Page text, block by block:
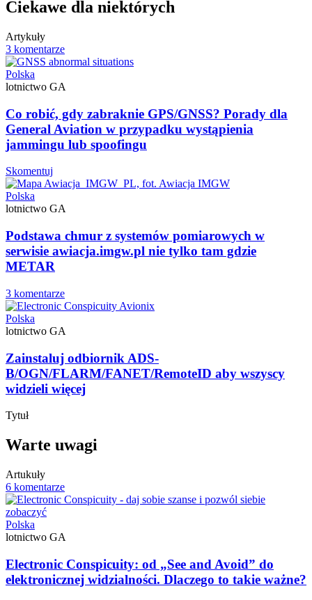
Ciekawe dla niektórych
Artykuły
3 komentarze
Polska
lotnictwo GA
Co robić, gdy zabraknie GPS/GNSS? Porady dla
General Aviation w przypadku wystąpienia
jammingu lub spoofingu
Skomentuj
Polska
lotnictwo GA
Podstawa chmur z systemów pomiarowych w
serwisie awiacja.imgw.pl nie tylko tam gdzie
METAR
3 komentarze
Polska
lotnictwo GA
Zainstaluj odbiornik ADS-
B/OGN/FLARM/FANET/RemoteID aby wszyscy
widzieli więcej
Tytuł
Warte uwagi
Artukuły
6 komentarze
Polska
lotnictwo GA
Electronic Conspicuity: od „See and Avoid” do
elektronicznej widzialności. Dlaczego to takie ważne?